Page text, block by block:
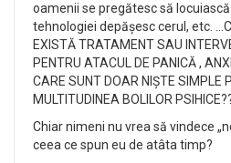
oamenii se pregătesc să
tehnologiei depășesc cerul, etc.
EXISTĂ TRATAMENT SAU
PENTRU ATACUL DE PANICĂ ,
CARE SUNT DOAR NIȘTE SIMPLE
MULTITUDINEA BOLILOR
Chiar nimeni nu vrea să vindece
ceea ce spun eu de atâta timp?